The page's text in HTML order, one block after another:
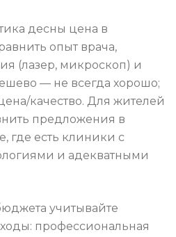
десны цена в
опыт врача,
(лазер, микроскоп) и
— не всегда хорошо;
качество. Для жителей
предложения в
где есть клиники с
и адекватными
учитывайте
профессиональная